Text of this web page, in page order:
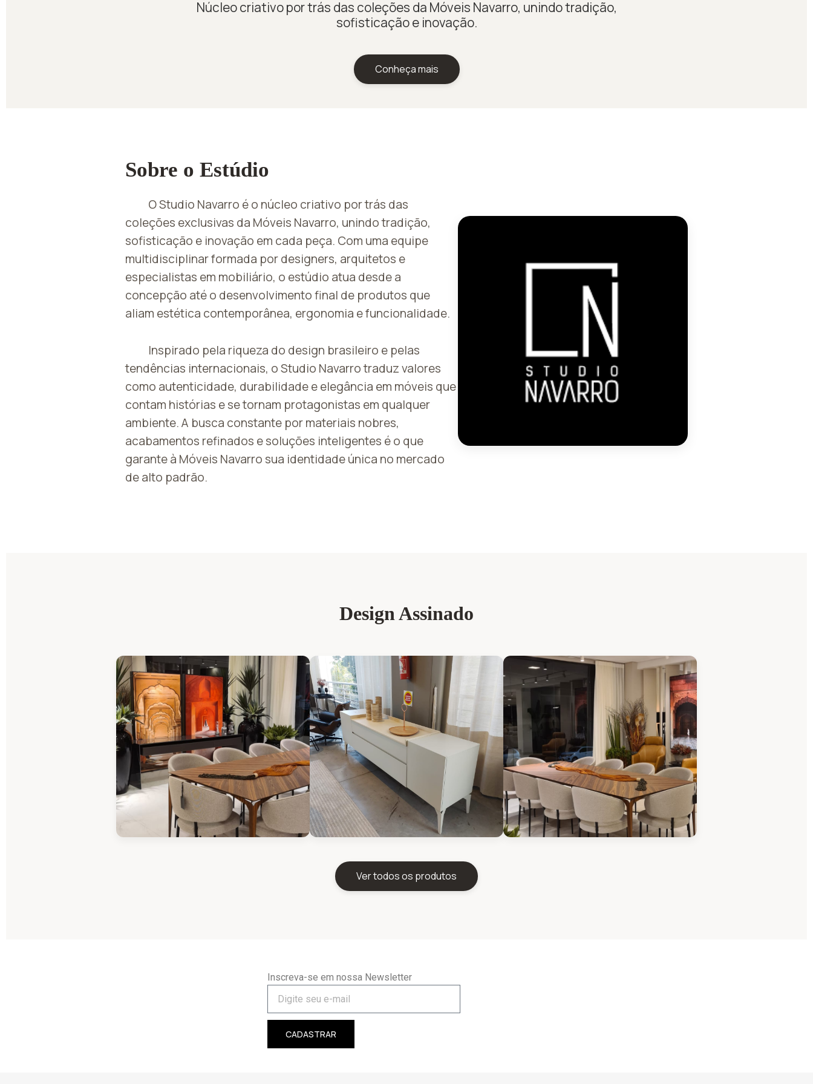
Núcleo criativo por trás das coleções da Móveis Navarro, unindo tradição,
sofisticação e inovação.
Conheça mais
Sobre o Estúdio
O Studio Navarro é o núcleo criativo por trás das
coleções exclusivas da Móveis Navarro, unindo tradição,
sofisticação e inovação em cada peça. Com uma equipe
multidisciplinar formada por designers, arquitetos e
especialistas em mobiliário, o estúdio atua desde a
concepção até o desenvolvimento final de produtos que
aliam estética contemporânea, ergonomia e funcionalidade.
Inspirado pela riqueza do design brasileiro e pelas
tendências internacionais, o Studio Navarro traduz valores
como autenticidade, durabilidade e elegância em móveis que
contam histórias e se tornam protagonistas em qualquer
ambiente. A busca constante por materiais nobres,
acabamentos refinados e soluções inteligentes é o que
garante à Móveis Navarro sua identidade única no mercado
de alto padrão.
Design Assinado
Ver todos os produtos
Inscreva-se em nossa Newsletter
CADASTRAR